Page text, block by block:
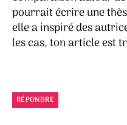
pourrait écrire une
elle a inspiré des
les cas, ton article est
RÉPONDRE